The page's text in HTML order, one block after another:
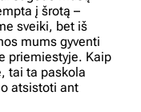
į šrotą –
sveiki, bet iš
mums gyventi
priemiestyje. Kaip
tai ta paskola
atsistoti ant